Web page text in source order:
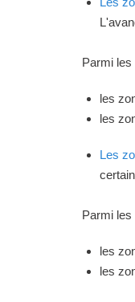
Parmi les
les
les
Les
Parmi les
les
les